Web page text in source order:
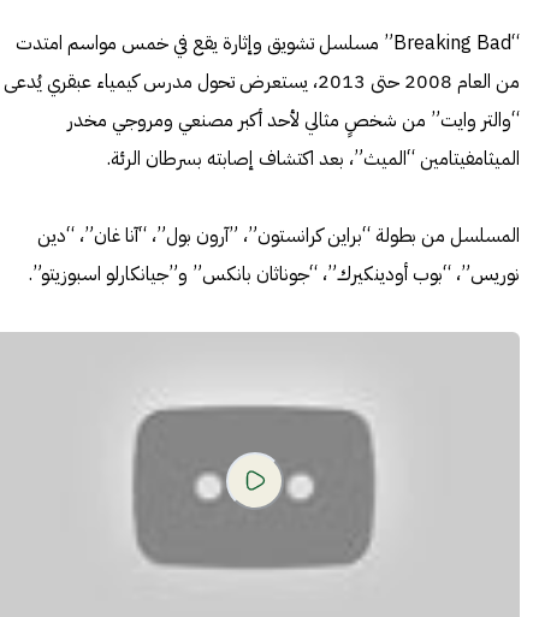
“Breaking Bad” مسلسل تشويق وإثارة يقع في خمس مواسم امتدت
من العام 2008 حتى 2013، يستعرض تحول مدرس كيمياء عبقري يُدعى
“والتر وايت” من شخصٍ مثالي لأحد أكبر مصنعي ومروجي مخدر
الميثامفيتامين “الميث”، بعد اكتشاف إصابته بسرطان الرئة.
المسلسل من بطولة “براين كرانستون”، ”آرون بول”، “آنا غان”، “دين
نوريس”، “بوب أودينكيرك”، “جوناثان بانكس” و”جيانكارلو اسبوزيتو”.